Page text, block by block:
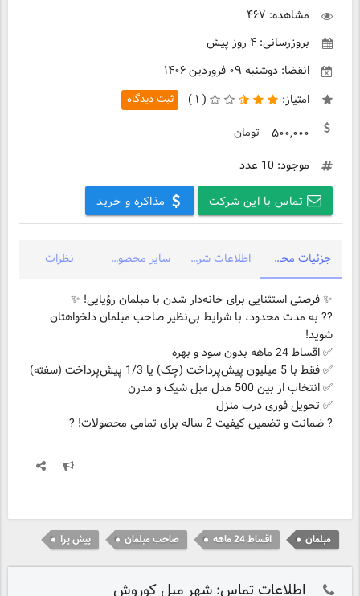
مشاهده: ۴۶۷
بروزرسانی: ۴ روز پیش
انقضا: دوشنبه ۰۹ فروردین ۱۴۰۶
امتیاز:
( ۱ ) ثبت دیدگاه
۵۰۰,۰۰۰
تومان
موجود: 10 عدد
تماس با این شرکت
مذاکره و خرید
جزئیات محصول اطلاعات شرکت سایر محصولات شرکت نظرات
✨ فرصتی استثنایی برای خانه‌دار شدن با مبلمان رؤیایی! ✨
??️ به مدت محدود، با شرایط بی‌نظیر صاحب مبلمان دلخواهتان
شوید!
✅ اقساط 24 ماهه بدون سود و بهره
✅ فقط با 5 میلیون پیش‌پرداخت (چک) یا 1/3 پیش‌پرداخت (سفته)
✅ انتخاب از بین 500 مدل مبل شیک و مدرن
✅ تحویل فوری درب منزل
? ضمانت و تضمین کیفیت 2 ساله برای تمامی محصولات! ?
مبلمان اقساط 24 ماهه صاحب مبلمان پیش پرا
اطلاعات تماس: شهر مبل کوروش